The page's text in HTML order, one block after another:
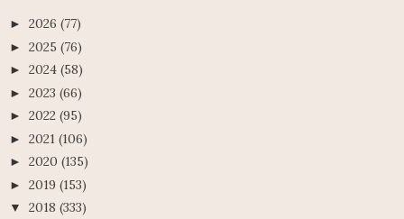
► 2026 (77)
► 2025 (76)
► 2024 (58)
► 2023 (66)
► 2022 (95)
► 2021 (106)
► 2020 (135)
► 2019 (153)
▼ 2018 (333)